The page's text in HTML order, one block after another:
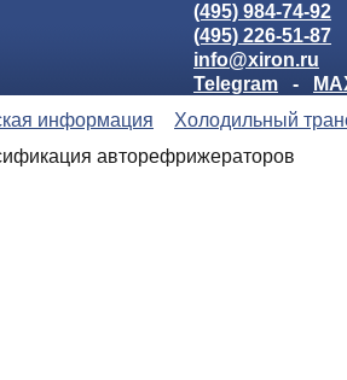
(495) 984-74-92
(495) 226-51-87
info@xiron.ru
Telegram
-
информация
Холодильный
авторефрижераторов